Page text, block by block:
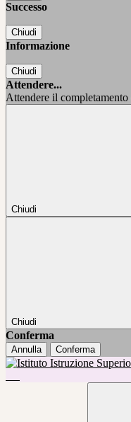
Successo
Chiudi
Informazione
Chiudi
Attendere...
Attendere il
Chiudi
Chiudi
Conferma
Annulla Conferma